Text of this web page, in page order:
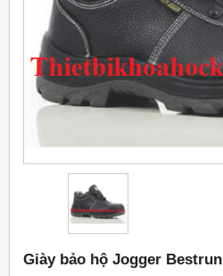
Giày bảo hộ Jogger Bestrun